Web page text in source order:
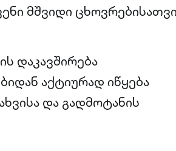
მშვიდი
დაკავშირება
აქტიურად იწყება
და გადმოტანის